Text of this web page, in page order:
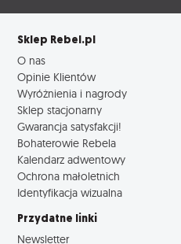
Sklep Rebel.pl
O nas
Opinie Klientów
Wyróżnienia i nagrody
Sklep stacjonarny
Gwarancja satysfakcji!
Bohaterowie Rebela
Kalendarz adwentowy
Ochrona małoletnich
Identyfikacja wizualna
Przydatne linki
Newsletter